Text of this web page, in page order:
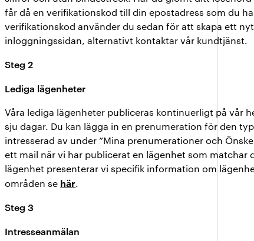
får då en verifikationskod till din epostadress som du
verifikationskod använder du sedan för att skapa ett
inloggningssidan, alternativt kontaktar vår kundtjänst.
Steg 2
Lediga lägenheter
Våra lediga lägenheter publiceras kontinuerligt på vår
sju dagar. Du kan lägga in en prenumeration för den
intresserad av under ”Mina prenumerationer och
ett mail när vi har publicerat en lägenhet som matchar
lägenhet presenterar vi specifik information om
områden se här.
Steg 3
Intresseanmälan